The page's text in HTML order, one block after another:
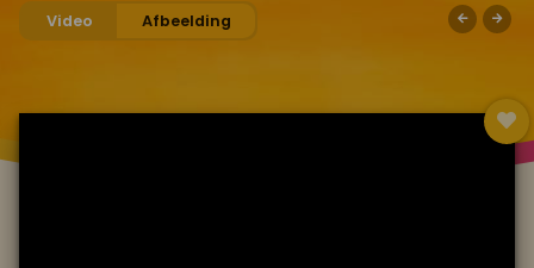
Video Afbeelding